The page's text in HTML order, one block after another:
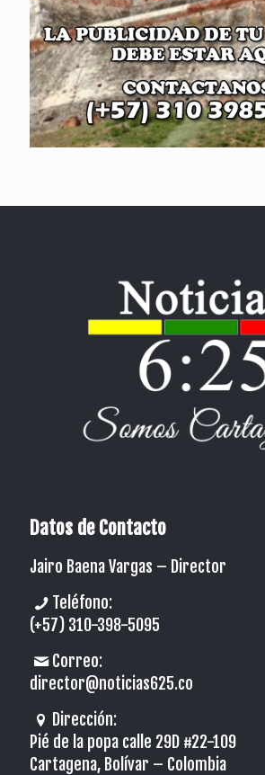
Datos de Contacto
Jairo Baena Vargas – Director
Teléfono:
(+57) 310-398-5095
Correo:
director@noticias625.co
Dirección:
Pié de la popa calle 29D #22-109
Cartagena, Bolívar – Colombia